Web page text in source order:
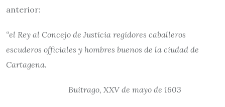
anterior:
“el Rey al Concejo de Justicia regidores caballeros
escuderos officiales y hombres buenos de la ciudad de
Cartagena.
Buitrago, XXV de mayo de 1603